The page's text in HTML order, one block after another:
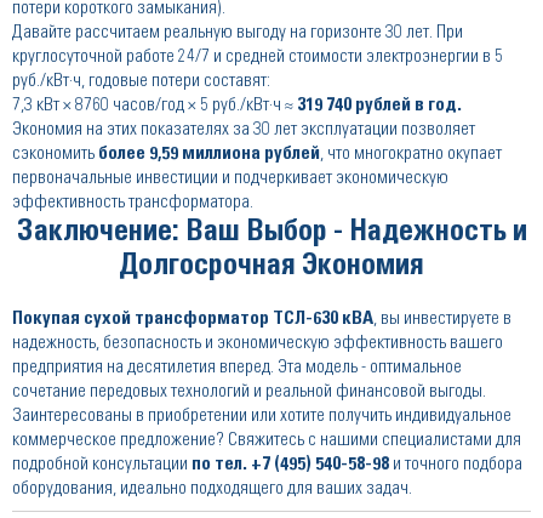
потери короткого замыкания).
Давайте рассчитаем реальную выгоду на горизонте 30 лет. При
круглосуточной работе 24/7 и средней стоимости электроэнергии в 5
руб./кВт·ч, годовые потери составят:
7,3 кВт × 8760 часов/год × 5 руб./кВт·ч ≈ 319 740 рублей в год.
Экономия на этих показателях за 30 лет эксплуатации позволяет
сэкономить более 9,59 миллиона рублей, что многократно окупает
первоначальные инвестиции и подчеркивает экономическую
эффективность трансформатора.
Заключение: Ваш Выбор - Надежность и
Долгосрочная Экономия
Покупая сухой трансформатор ТСЛ-630 кВА, вы инвестируете в
надежность, безопасность и экономическую эффективность вашего
предприятия на десятилетия вперед. Эта модель - оптимальное
сочетание передовых технологий и реальной финансовой выгоды.
Заинтересованы в приобретении или хотите получить индивидуальное
коммерческое предложение? Свяжитесь с нашими специалистами для
подробной консультации по тел. +7 (495) 540-58-98 и точного подбора
оборудования, идеально подходящего для ваших задач.